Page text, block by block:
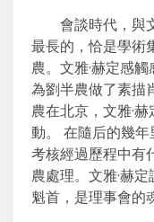
會談時代，與
最長的，恰是學術
農。文雅·赫定感
為劉半農做了素描
農在北京，文雅·
動。 在隨后的幾年
考核經過歷程中有
農處理。文雅·赫
魁首，是理事會的